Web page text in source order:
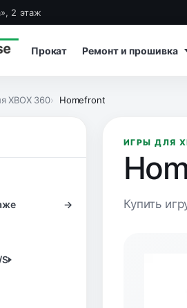
2 этаж
Прокат Ремонт и прошивка
XBOX 360 Homefront
→
ИГРЫ ДЛЯ
Купить